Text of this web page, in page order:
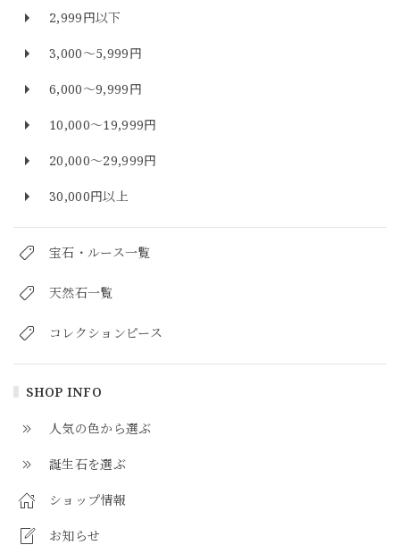
2,999円以下
3,000～5,999円
6,000～9,999円
10,000～19,999円
20,000～29,999円
30,000円以上
宝石・ルース一覧
天然石一覧
コレクションピース
SHOP INFO
人気の色から選ぶ
誕生石を選ぶ
ショップ情報
お知らせ